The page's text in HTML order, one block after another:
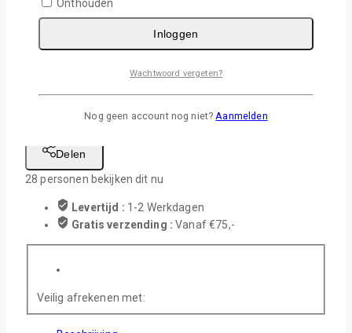
LOKLIK | Snijmat Standaard Grip | 3 stuks aantal
In Winkelwagen
Stel Een Vraag
Delen
28 personen bekijken dit nu
Levertijd : 1-2 Werkdagen
Gratis verzending :Vanaf €75,-
Veilig afrekenen met:
Onthouden
Inloggen
Wachtwoord vergeten?
Nog geen account nog niet?Aanmelden